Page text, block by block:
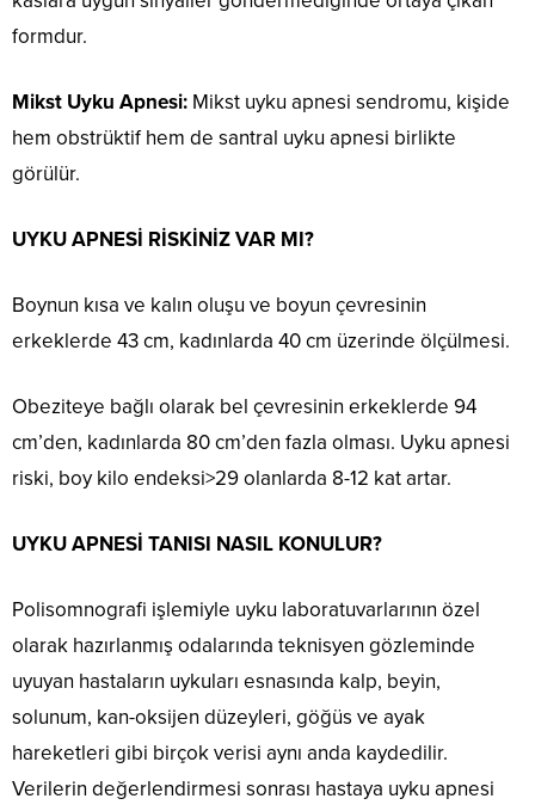
formdur.
Mikst Uyku Apnesi: Mikst uyku apnesi sendromu, kişide
hem obstrüktif hem de santral uyku apnesi birlikte
görülür.
UYKU APNESİ RİSKİNİZ VAR MI?
Boynun kısa ve kalın oluşu ve boyun çevresinin
erkeklerde 43 cm, kadınlarda 40 cm üzerinde ölçülmesi.
Obeziteye bağlı olarak bel çevresinin erkeklerde 94
cm’den, kadınlarda 80 cm’den fazla olması. Uyku apnesi
riski, boy kilo endeksi>29 olanlarda 8-12 kat artar.
UYKU APNESİ TANISI NASIL KONULUR?
Polisomnografi işlemiyle uyku laboratuvarlarının özel
olarak hazırlanmış odalarında teknisyen gözleminde
uyuyan hastaların uykuları esnasında kalp, beyin,
solunum, kan-oksijen düzeyleri, göğüs ve ayak
hareketleri gibi birçok verisi aynı anda kaydedilir.
Verilerin değerlendirmesi sonrası hastaya uyku apnesi